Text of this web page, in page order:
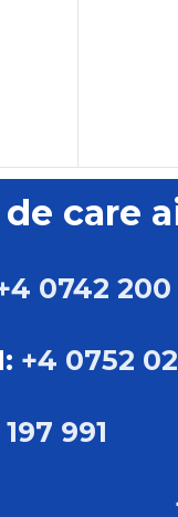
care
0742
+4 0752
991